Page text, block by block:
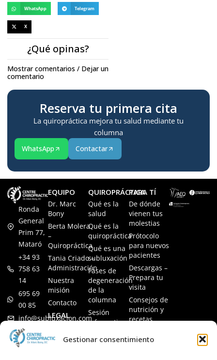
Gestionar consentimiento
WhatsApp Telegram
X
¿Qué opinas?
Mostrar comentarios / Dejar un
comentario
Reserva tu primera cita
La quiropráctica mejora tu salud mediante tu
columna
WhatsApp Contactar
Ronda
General
Prim 77,
Mataró
+34 93
758 63
14
695 69
00 85
info@subluxacion.com
EQUIPO
Dr. Marc
Bony
Berta Molera
–
Quiropráctica
Tania Criado –
Administración
Nuestra
misión
Contacto
LEGAL
Política de
QUIROPRÁCTICA
Qué es la
salud
Qué es la
quiropráctica
Qué es una
subluxación
Fases de
degeneración
de la
columna
Sesión
informativa
Quiropráctica
para familias
PARA TÍ
De dónde
vienen tus
molestias
Prótocolo
para nuevos
pacientes
Descargas –
Prepara tu
visita
Consejos de
nutrición y
recetas
frecuentes